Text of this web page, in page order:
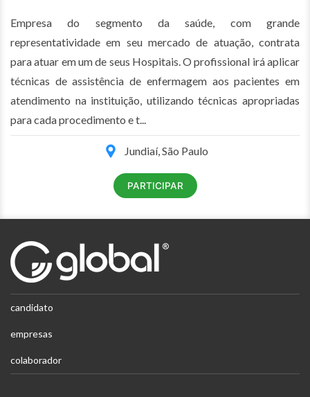
Empresa do segmento da saúde, com grande
representatividade em seu mercado de atuação, contrata
para atuar em um de seus Hospitais. O profissional irá aplicar
técnicas de assistência de enfermagem aos pacientes em
atendimento na instituição, utilizando técnicas apropriadas
para cada procedimento e t...
Jundiaí, São Paulo
PARTICIPAR
candidato
empresas
colaborador